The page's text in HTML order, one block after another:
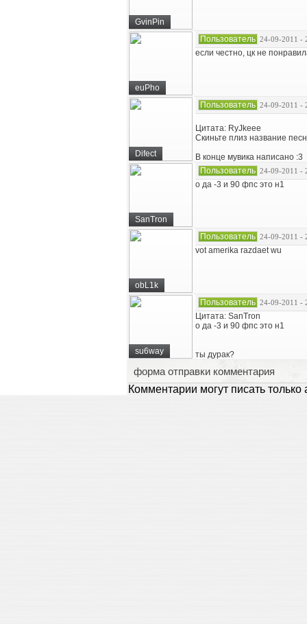
GvinPin
euPho
Пользователь 24-09-2011 -
если честно, цк не
Difect
Пользователь 24-09-2011 -
Цитата: RyJkeee
Скиньте плиз название
В конце мувика написано :3
SanTron
Пользователь 24-09-2011 -
о да -3 и 90 фпс это н1
obL1k
Пользователь 24-09-2011 -
vot amerika razdaet wu
su6way
Пользователь 24-09-2011 -
Цитата: SanTron
о да -3 и 90 фпс это н1
ты дурак?
форма отправки комментария
Комментарии могут писать